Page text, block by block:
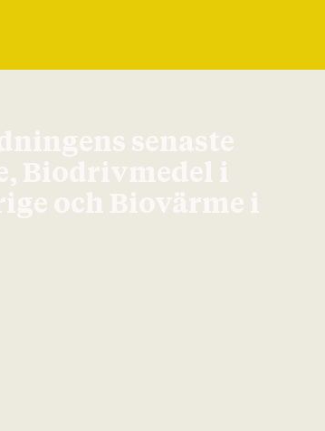
senaste
Biodrivmedel i
och Biovärme i